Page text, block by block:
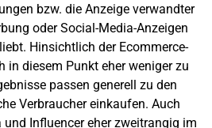
bzw. die Anzeige verwandter
oder Social-Media-Anzeigen
Hinsichtlich der Ecommerce-
in diesem Punkt eher weniger zu
passen generell zu den
Verbraucher einkaufen. Auch
Influencer eher zweitrangig im